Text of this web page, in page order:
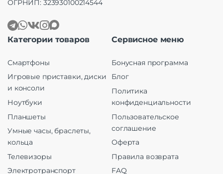
ОГРНИП: 323930100214544
Категории товаров
Смартфоны
Игровые приставки, диски
и консоли
Ноутбуки
Планшеты
Умные часы, браслеты,
кольца
Телевизоры
Электротранспорт
Сервисное меню
Бонусная программа
Блог
Политика
конфиденциальности
Пользовательское
соглашение
Оферта
Правила возврата
FAQ